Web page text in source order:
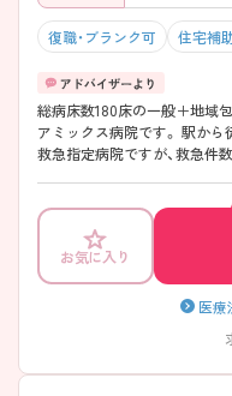
復職・ブランク可 住宅補
総病床数180床の一般＋地域
アミックス病院です。 駅か
救急指定病院ですが、救急件
です♪ ご興味をお持ちの方
ださい。
お気に入り
医